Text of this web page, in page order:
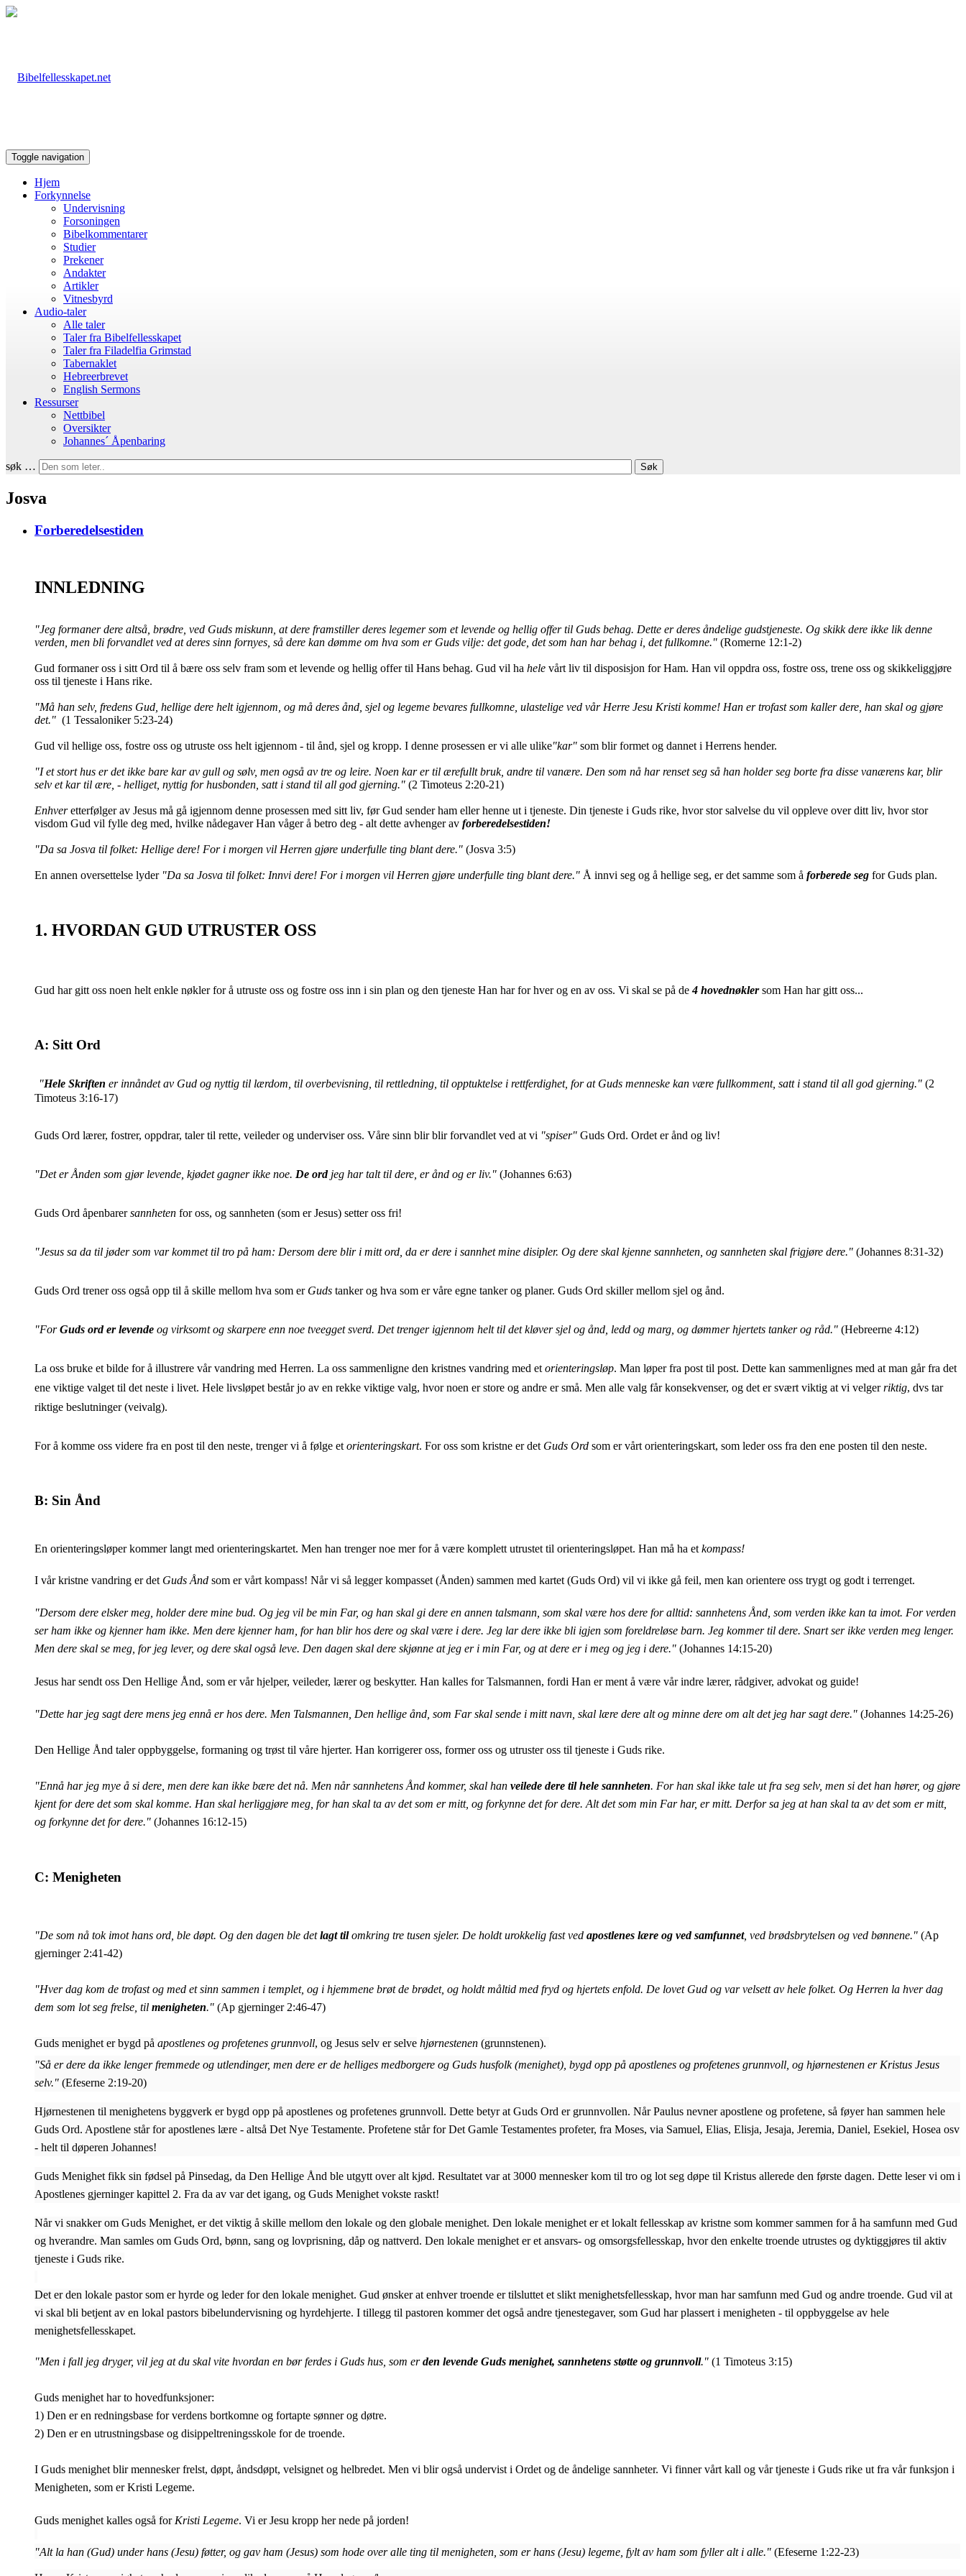
Toggle navigation
Hjem
Forkynnelse
Undervisning
Forsoningen
Bibelkommentarer
Studier
Prekener
Andakter
Artikler
Vitnesbyrd
Audio-taler
Alle taler
Taler fra Bibelfellesskapet
Taler fra Filadelfia Grimstad
Tabernaklet
Hebreerbrevet
English Sermons
Ressurser
Nettbibel
Oversikter
Johannes´ Åpenbaring
søk … Søk
Josva
Forberedelsestiden
INNLEDNING
"Jeg formaner dere altså, brødre, ved Guds miskunn, at dere framstiller deres legemer som et levende og hellig offer til Guds behag. Dette er deres åndelige gudstjeneste. Og skikk dere ikke lik denne
verden, men bli forvandlet ved at deres sinn fornyes, så dere kan dømme om hva som er Guds vilje: det gode, det som han har behag i, det fullkomne." (Romerne 12:1-2)
Gud formaner oss i sitt Ord til å bære oss selv fram som et levende og hellig offer til Hans behag. Gud vil ha hele vårt liv til disposisjon for Ham. Han vil oppdra oss, fostre oss, trene oss og skikkeliggjøre
oss til tjeneste i Hans rike.
"Må han selv, fredens Gud, hellige dere helt igjennom, og må deres ånd, sjel og legeme bevares fullkomne, ulastelige ved vår Herre Jesu Kristi komme! Han er trofast som kaller dere, han skal og gjøre
det." (1 Tessaloniker 5:23-24)
Gud vil hellige oss, fostre oss og utruste oss helt igjennom - til ånd, sjel og kropp. I denne prosessen er vi alle ulike"kar" som blir formet og dannet i Herrens hender.
"I et stort hus er det ikke bare kar av gull og sølv, men også av tre og leire. Noen kar er til ærefullt bruk, andre til vanære. Den som nå har renset seg så han holder seg borte fra disse vanærens kar, blir
selv et kar til ære, - helliget, nyttig for husbonden, satt i stand til all god gjerning." (2 Timoteus 2:20-21)
Enhveretterfølger av Jesus må gå igjennom denne prosessen med sitt liv, før Gud sender ham eller henne ut i tjeneste. Din tjeneste i Guds rike, hvor stor salvelse du vil oppleve over ditt liv, hvor stor
visdom Gud vil fylle deg med, hvilke nådegaver Han våger å betro deg - alt dette avhenger av forberedelsestiden!
"Da sa Josva til folket: Hellige dere! For i morgen vil Herren gjøre underfulle ting blant dere." (Josva 3:5)
En annen oversettelse lyder "Da sa Josva til folket: Innvi dere! For i morgen vil Herren gjøre underfulle ting blant dere." Å innvi seg og å hellige seg, er det samme som å forberede seg for Guds plan.
1. HVORDAN GUD UTRUSTER OSS
Gud har gitt oss noen helt enkle nøkler for å utruste oss og fostre oss inn i sin plan og den tjeneste Han har for hver og en av oss. Vi skal se på de4 hovednøklersom Han har gitt oss...
A: Sitt Ord
"Hele Skriften er innåndet av Gud og nyttig til lærdom, til overbevisning, til rettledning, til opptuktelse i rettferdighet, for at Guds menneske kan være fullkomment, satt i stand til all god gjerning." (2
Timoteus 3:16-17)
Guds Ord lærer, fostrer, oppdrar, taler til rette, veileder og underviser oss. Våre sinn blir blir forvandlet ved at vi "spiser" Guds Ord. Ordet er ånd og liv!
"Det er Ånden som gjør levende, kjødet gagner ikke noe. De ordjeg har talt til dere, er ånd og er liv." (Johannes 6:63)
Guds Ord åpenbarersannheten for oss, og sannheten (som er Jesus) setter oss fri!
"Jesus sa da til jøder som var kommet til tro på ham: Dersom dere blir i mitt ord, da er dere i sannhet mine disipler. Og dere skal kjenne sannheten, og sannheten skal frigjøre dere." (Johannes 8:31-32)
Guds Ord trener oss også opp til å skille mellom hva som er Guds tanker og hva som er våre egne tanker og planer. Guds Ord skiller mellom sjel og ånd.
"ForGuds ord er levende og virksomt og skarpere enn noe tveegget sverd. Det trenger igjennom helt til det kløver sjel og ånd, ledd og marg, og dømmer hjertets tanker og råd." (Hebreerne 4:12)
La oss bruke et bilde for å illustrere vår vandring med Herren. La oss sammenligne den kristnes vandring med et orienteringsløp. Man løper fra post til post. Dette kan sammenlignes med at man går fra det
ene viktige valget til det neste i livet. Hele livsløpet består jo av en rekke viktige valg, hvor noen er store og andre er små. Men alle valg får konsekvenser, og det er svært viktig at vi velgerriktig, dvs tar
riktige beslutninger (veivalg).
For å komme oss videre fra en post til den neste, trenger vi å følge et orienteringskart. For oss som kristne er det Guds Ord som er vårt orienteringskart, som leder oss fra den ene posten til den neste.
B: Sin Ånd
En orienteringsløper kommer langt med orienteringskartet. Men han trenger noe mer for å være komplett utrustet til orienteringsløpet. Han må ha et kompass!
I vår kristne vandring er det Guds Ånd som er vårt kompass! Når vi så legger kompasset (Ånden) sammen med kartet (Guds Ord) vil vi ikke gå feil, men kan orientere oss trygt og godt i terrenget.
"Dersom dere elsker meg, holder dere mine bud. Og jeg vil be min Far, og han skal gi dere en annen talsmann, som skal være hos dere for alltid: sannhetens Ånd, som verden ikke kan ta imot. For verden
ser ham ikke og kjenner ham ikke. Men dere kjenner ham, for han blir hos dere og skal være i dere. Jeg lar dere ikke bli igjen som foreldreløse barn. Jeg kommer til dere. Snart ser ikke verden meg lenger.
Men dere skal se meg, for jeg lever, og dere skal også leve. Den dagen skal dere skjønne at jeg er i min Far, og at dere er i meg og jeg i dere." (Johannes 14:15-20)
Jesus har sendt oss Den Hellige Ånd, som er vår hjelper, veileder, lærer og beskytter. Han kalles for Talsmannen, fordi Han er ment å være vår indre lærer, rådgiver, advokat og guide!
"Dette har jeg sagt dere mens jeg ennå er hos dere. Men Talsmannen, Den hellige ånd, som Far skal sende i mitt navn, skal lære dere alt og minne dere om alt det jeg har sagt dere." (Johannes 14:25-26)
Den Hellige Ånd taler oppbyggelse, formaning og trøst til våre hjerter. Han korrigerer oss, former oss og utruster oss til tjeneste i Guds rike.
"Ennå har jeg mye å si dere, men dere kan ikke bære det nå. Men når sannhetens Ånd kommer, skal han veilede dere til hele sannheten. For han skal ikke tale ut fra seg selv, men si det han hører, og gjøre
kjent for dere det som skal komme. Han skal herliggjøre meg, for han skal ta av det som er mitt, og forkynne det for dere. Alt det som min Far har, er mitt. Derfor sa jeg at han skal ta av det som er mitt,
og forkynne det for dere." (Johannes 16:12-15)
C: Menigheten
"De som nå tok imot hans ord, ble døpt. Og den dagen ble detlagt tilomkring tre tusen sjeler. De holdt urokkelig fast ved apostlenes lære og ved samfunnet, ved brødsbrytelsen og ved bønnene." (Ap
gjerninger 2:41-42)
"Hver dag kom de trofast og med et sinn sammen i templet, og i hjemmene brøt de brødet, og holdt måltid med fryd og hjertets enfold. De lovet Gud og var velsett av hele folket. Og Herren la hver dag
dem som lot seg frelse, til menigheten." (Ap gjerninger 2:46-47)
Guds menighet er bygd på apostlenes og profetenes grunnvoll, og Jesus selv er selve hjørnestenen (grunnstenen).
"Så er dere da ikke lenger fremmede og utlendinger, men dere er de helliges medborgere og Guds husfolk (menighet), bygd opp på apostlenes og profetenes grunnvoll, og hjørnestenen er Kristus Jesus
selv." (Efeserne 2:19-20)
Hjørnestenen til menighetens byggverk er bygd opp på apostlenes og profetenes grunnvoll. Dette betyr at Guds Ord er grunnvollen. Når Paulus nevner apostlene og profetene, så føyer han sammen hele
Guds Ord. Apostlene står for apostlenes lære - altså Det Nye Testamente. Profetene står for Det Gamle Testamentes profeter, fra Moses, via Samuel, Elias, Elisja, Jesaja, Jeremia, Daniel, Esekiel, Hosea osv
- helt til døperen Johannes!
Guds Menighet fikk sin fødsel på Pinsedag, da Den Hellige Ånd ble utgytt over alt kjød. Resultatet var at 3000 mennesker kom til tro og lot seg døpe til Kristus allerede den første dagen. Dette leser vi om i
Apostlenes gjerninger kapittel 2. Fra da av var det igang, og Guds Menighet vokste raskt!
Når vi snakker om Guds Menighet, er det viktig å skille mellom den lokale og den globale menighet. Den lokale menighet er et lokalt fellesskap av kristne som kommer sammen for å ha samfunn med Gud
og hverandre. Man samles om Guds Ord, bønn, sang og lovprisning, dåp og nattverd. Den lokale menighet er et ansvars- og omsorgsfellesskap, hvor den enkelte troende utrustes og dyktiggjøres til aktiv
tjeneste i Guds rike.
Det er den lokale pastor som er hyrde og leder for den lokale menighet. Gud ønsker at enhver troende er tilsluttet et slikt menighetsfellesskap, hvor man har samfunn med Gud og andre troende. Gud vil at
vi skal bli betjent av en lokal pastors bibelundervisning og hyrdehjerte. I tillegg til pastoren kommer det også andre tjenestegaver, som Gud har plassert i menigheten - til oppbyggelse av hele
menighetsfellesskapet.
"Men i fall jeg dryger, vil jeg at du skal vite hvordan en bør ferdes i Guds hus, som erden levende Guds menighet, sannhetens støtte og grunnvoll." (1 Timoteus 3:15)
Guds menighet har to hovedfunksjoner:
1) Den er en redningsbase for verdens bortkomne og fortapte sønner og døtre.
2) Den er en utrustningsbase og disippeltreningsskole for de troende.
I Guds menighet blir mennesker frelst, døpt, åndsdøpt, velsignet og helbredet. Men vi blir også undervist i Ordet og de åndelige sannheter. Vi finner vårt kall og vår tjeneste i Guds rike ut fra vår funksjon i
Menigheten, som er Kristi Legeme.
Guds menighet kalles også for Kristi Legeme. Vi er Jesu kropp her nede på jorden!
"Alt la han (Gud) under hans (Jesu) føtter, og gav ham (Jesus) som hode over alle ting til menigheten, som er hans (Jesu) legeme, fylt av ham som fyller alt i alle." (Efeserne 1:22-23)